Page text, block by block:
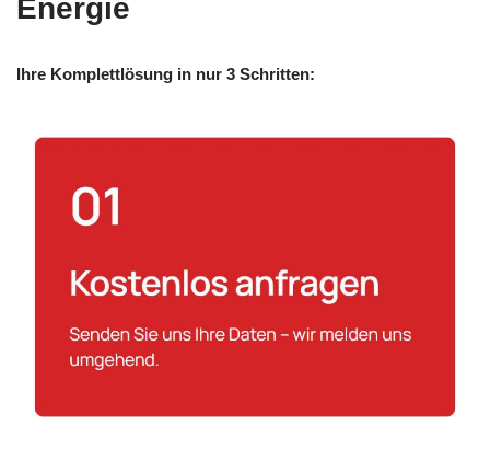
Energie
Ihre Komplettlösung in nur 3 Schritten: